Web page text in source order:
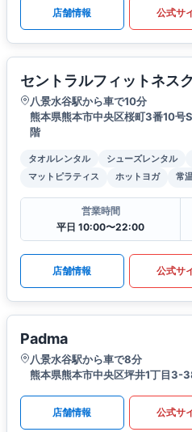
店舗情報 公式サ
セントラルフィットネス
八景水谷駅から車で10分
熊本県熊本市中央区桜町3番10
階
タオルレンタル シューズレンタル
マットピラティス
ホットヨガ 常
営業時間
平日 10:00〜22:00
店舗情報 公式サ
Padma
八景水谷駅から車で8分
熊本県熊本市中央区坪井1丁目3-
店舗情報 公式サ